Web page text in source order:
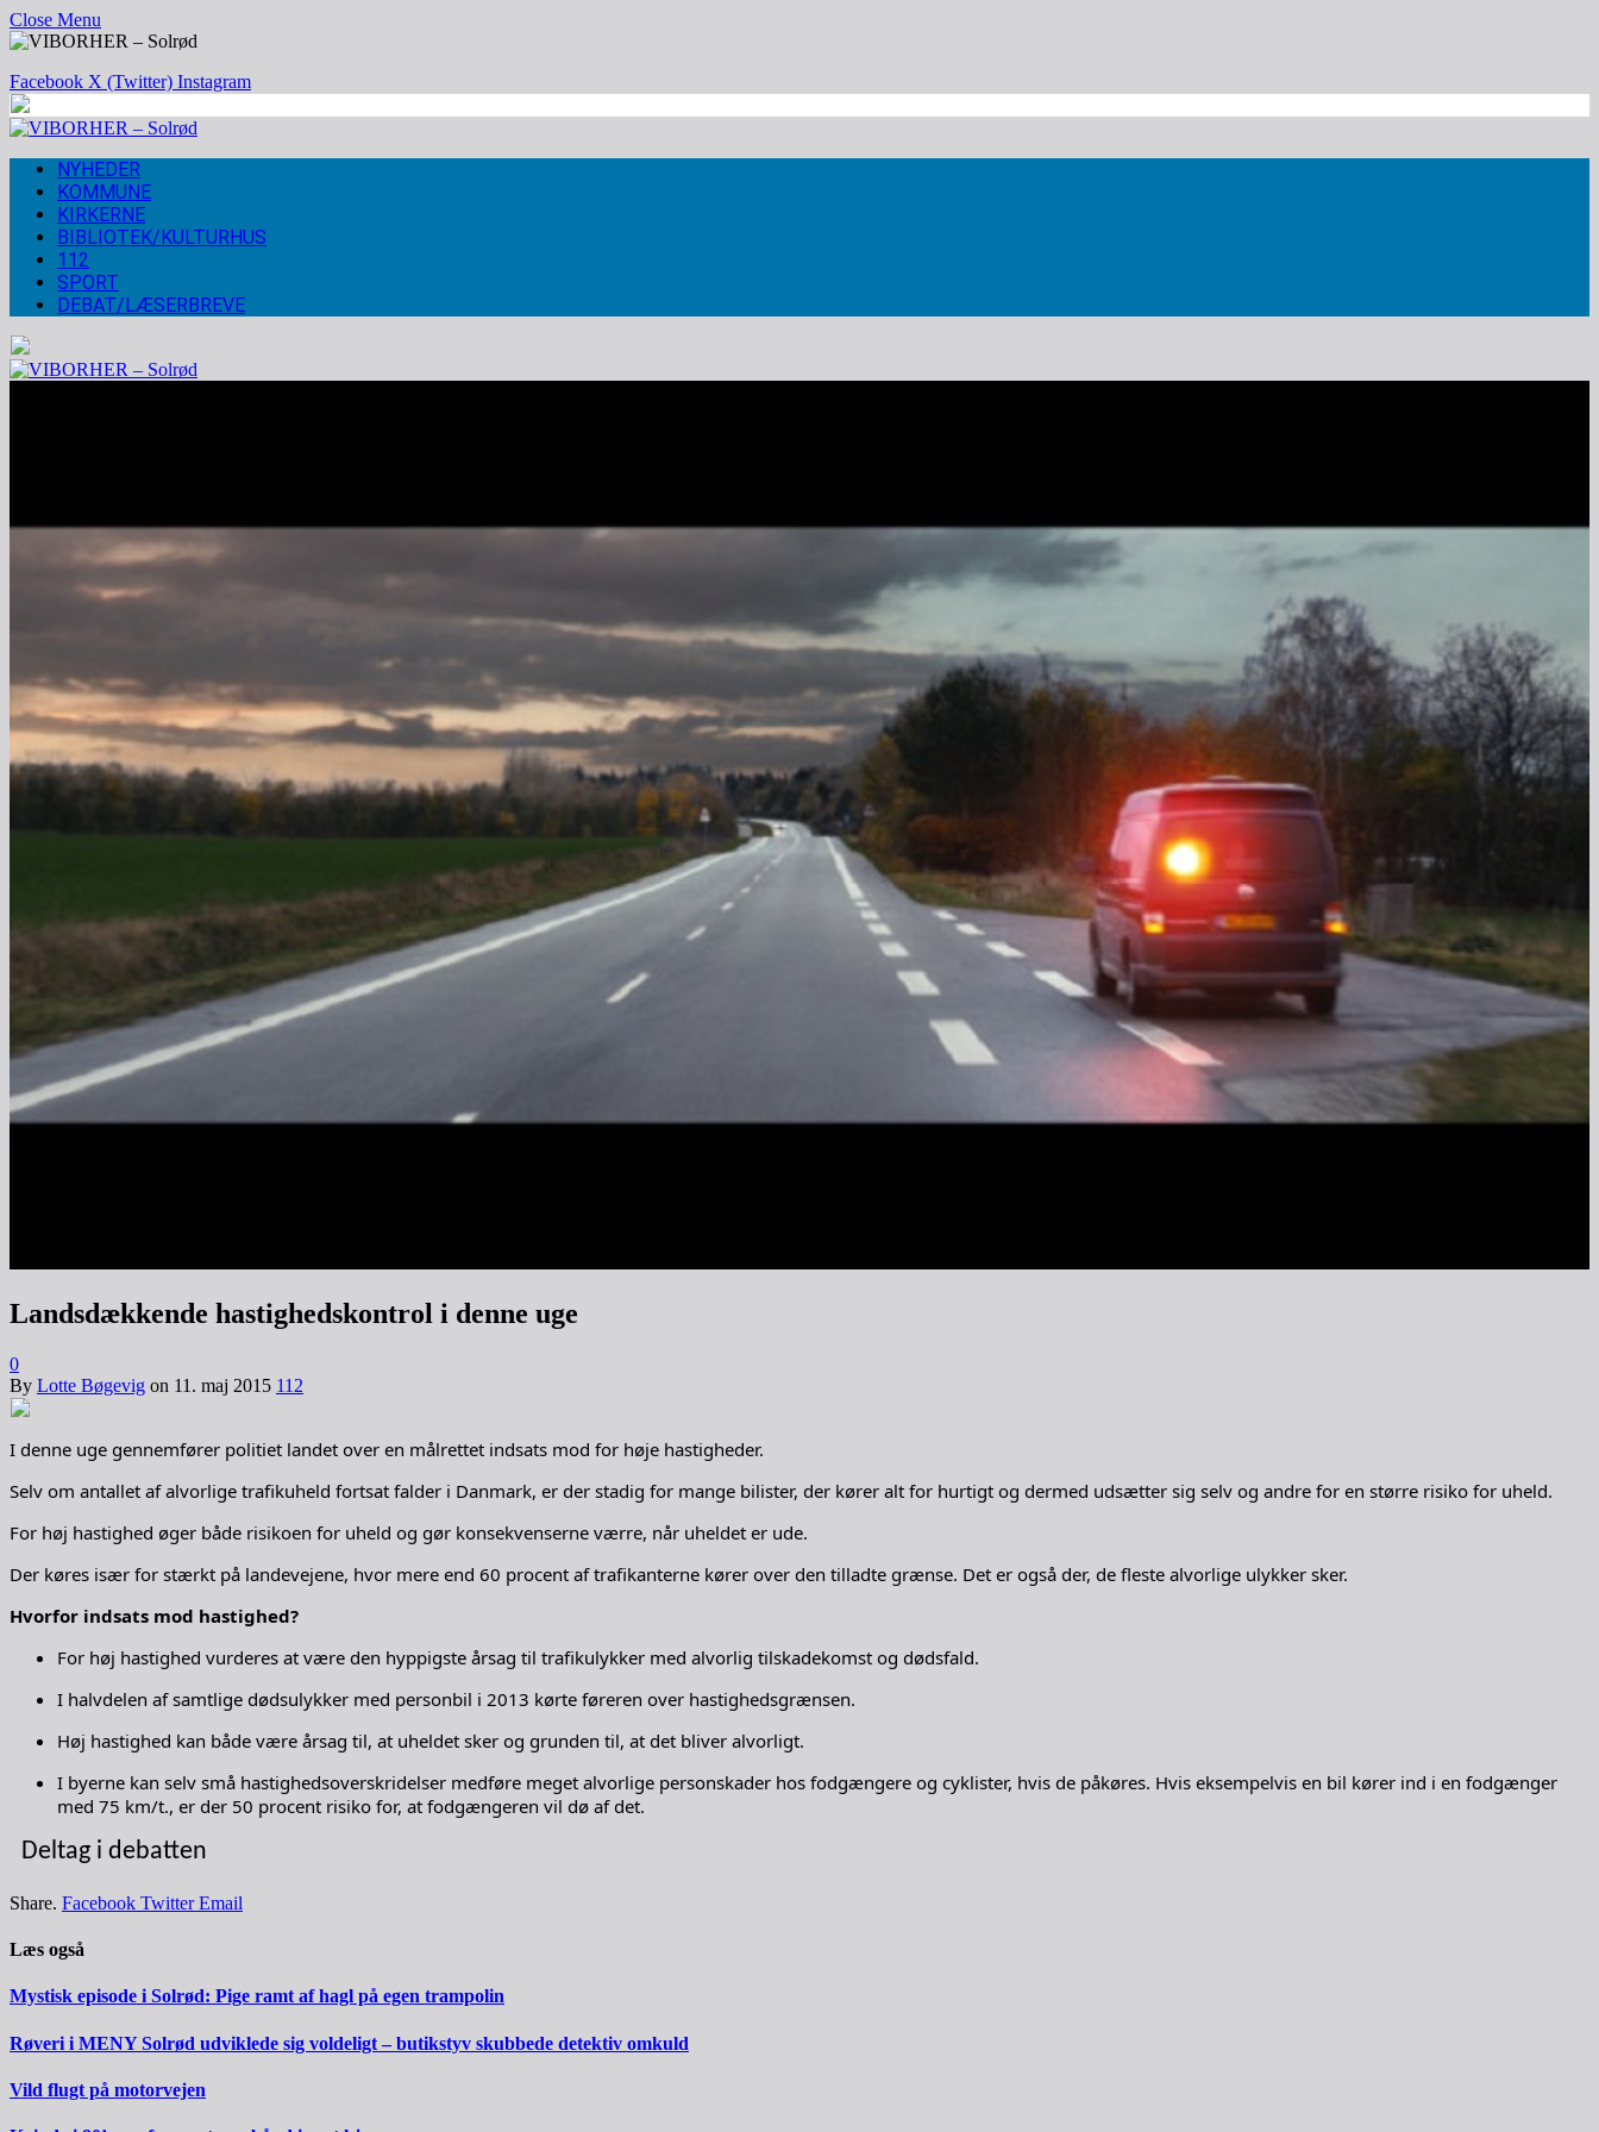
Close Menu
Facebook X (Twitter) Instagram
NYHEDER
KOMMUNE
KIRKERNE
BIBLIOTEK/KULTURHUS
112
SPORT
DEBAT/LÆSERBREVE
Landsdækkende hastighedskontrol i denne uge
0
By Lotte Bøgevig on 11. maj 2015 112
I denne uge gennemfører politiet landet over en målrettet indsats mod for høje hastigheder.
Selv om antallet af alvorlige trafikuheld fortsat falder i Danmark, er der stadig for mange bilister, der kører alt for hurtigt og dermed udsætter sig selv og andre for en større risiko for uheld.
For høj hastighed øger både risikoen for uheld og gør konsekvenserne værre, når uheldet er ude.
Der køres især for stærkt på landevejene, hvor mere end 60 procent af trafikanterne kører over den tilladte grænse. Det er også der, de fleste alvorlige ulykker sker.
Hvorfor indsats mod hastighed?
For høj hastighed vurderes at være den hyppigste årsag til trafikulykker med alvorlig tilskadekomst og dødsfald.
I halvdelen af samtlige dødsulykker med personbil i 2013 kørte føreren over hastighedsgrænsen.
Høj hastighed kan både være årsag til, at uheldet sker og grunden til, at det bliver alvorligt.
I byerne kan selv små hastighedsoverskridelser medføre meget alvorlige personskader hos fodgængere og cyklister, hvis de påkøres. Hvis eksempelvis en bil kører ind i en fodgænger
med 75 km/t., er der 50 procent risiko for, at fodgængeren vil dø af det.
Deltag i debatten
Share. Facebook Twitter Email
Læs også
Mystisk episode i Solrød: Pige ramt af hagl på egen trampolin
Røveri i MENY Solrød udviklede sig voldeligt – butikstyv skubbede detektiv omkuld
Vild flugt på motorvejen